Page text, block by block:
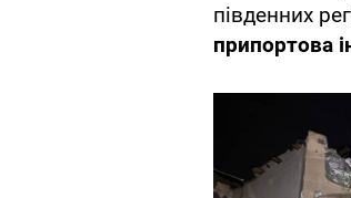
південних
припортова